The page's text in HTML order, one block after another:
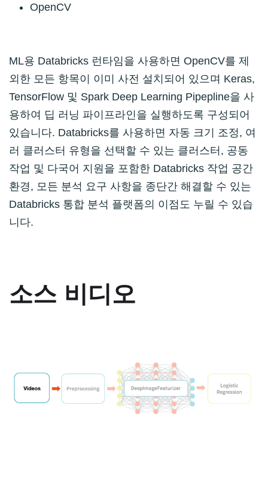
OpenCV
ML용 Databricks 런타임을 사용하면 OpenCV를 제
외한 모든 항목이 이미 사전 설치되어 있으며 Keras,
TensorFlow 및 Spark Deep Learning Pipepline을 사
용하여 딥 러닝 파이프라인을 실행하도록 구성되어
있습니다. Databricks를 사용하면 자동 크기 조정, 여
러 클러스터 유형을 선택할 수 있는 클러스터, 공동
작업 및 다국어 지원을 포함한 Databricks 작업 공간
환경, 모든 분석 요구 사항을 종단간 해결할 수 있는
Databricks 통합 분석 플랫폼의 이점도 누릴 수 있습
니다.
소스 비디오